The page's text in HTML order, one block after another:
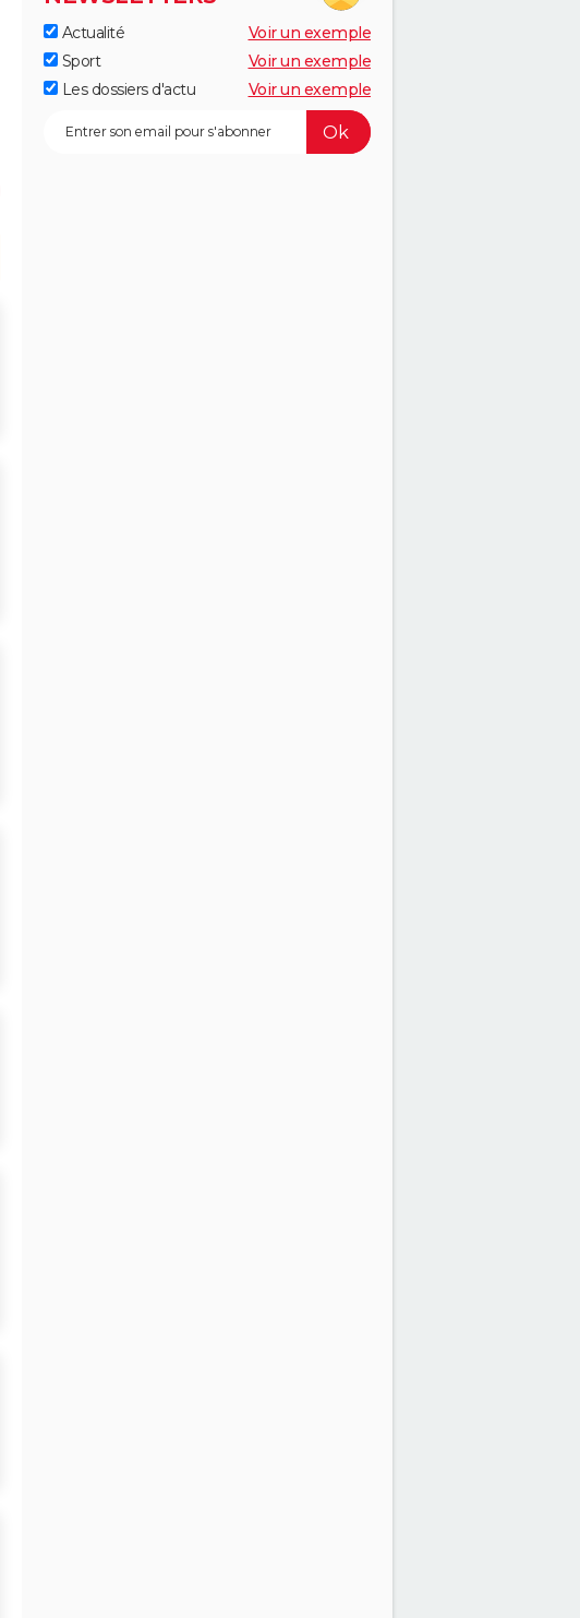
Actualité
Voir un exemple
Sport
Voir un exemple
Les dossiers d'actu
Voir un exemple